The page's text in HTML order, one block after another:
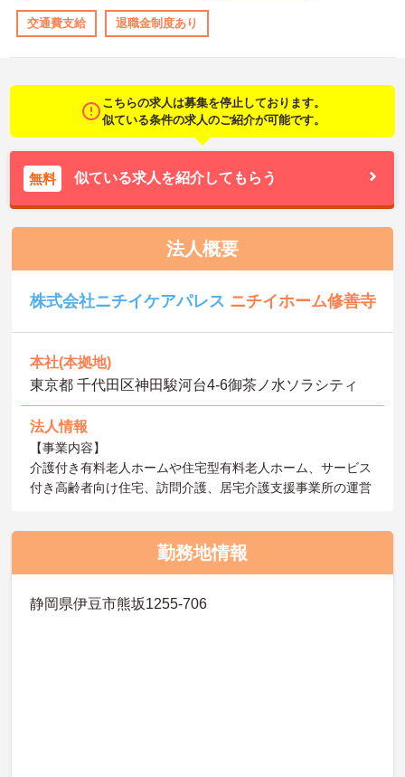
交通費支給 退職金制度あり
こちらの求人は募集を停止しております。
似ている条件の求人のご紹介が可能です。
無料 似ている求人を紹介してもらう
法人概要
株式会社ニチイケアパレス ニチイホーム修善寺
本社(本拠地)
東京都 千代田区神田駿河台4-6御茶ノ水ソラシティ
法人情報
【事業内容】
介護付き有料老人ホームや住宅型有料老人ホーム、サービス
付き高齢者向け住宅、訪問介護、居宅介護支援事業所の運営
勤務地情報
静岡県伊豆市熊坂1255-706